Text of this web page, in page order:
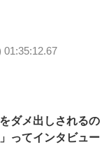
01:35:12.67
ダメ出しされるの
ってインタビュー